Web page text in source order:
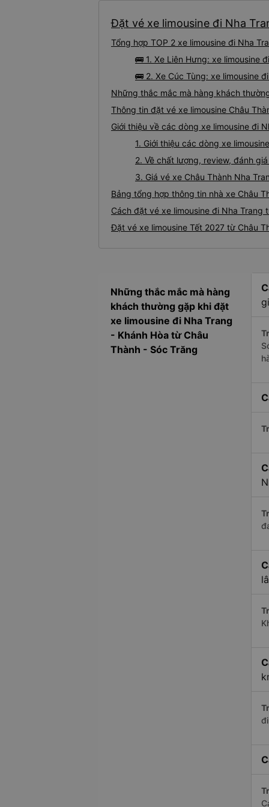
Đặt vé xe limousine đi Nha
Tổng hợp TOP 2 xe limousine đi Nha
🚌 1. Xe Liên Hưng: xe limousine
🚌 2. Xe Cúc Tùng: xe limousine
Những thắc mắc mà hàng khách
Thông tin đặt vé xe limousine Châu
Giới thiệu về các dòng xe limousine đi
1. Giới thiệu các dòng xe
2. Về chất lượng, review, đánh
3. Giá vé xe Châu Thành Nha
Bảng tổng hợp thông tin nhà xe Châu
Cách đặt vé xe limousine đi Nha Trang
Đặt vé xe limousine Tết 2027 từ Châu
Những thắc mắc mà hàng
khách thường gặp khi đặt
xe limousine đi Nha Trang
- Khánh Hòa từ Châu
Thành - Sóc Trăng